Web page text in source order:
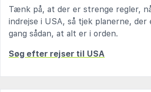
Tænk på, at der er strenge regler,
indrejse i USA, så tjek planerne,
gang sådan, at alt er i orden.
Søg efter rejser til USA